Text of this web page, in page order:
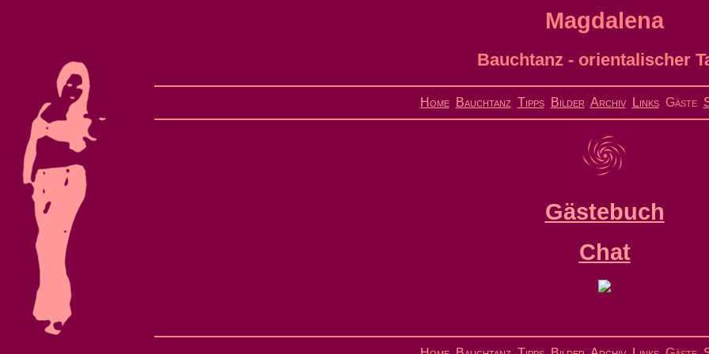
Magdalena
Bauchtanz - orientalischer
Home Bauchtanz Tipps Bilder Archiv LinksGäste
Gästebuch
Chat